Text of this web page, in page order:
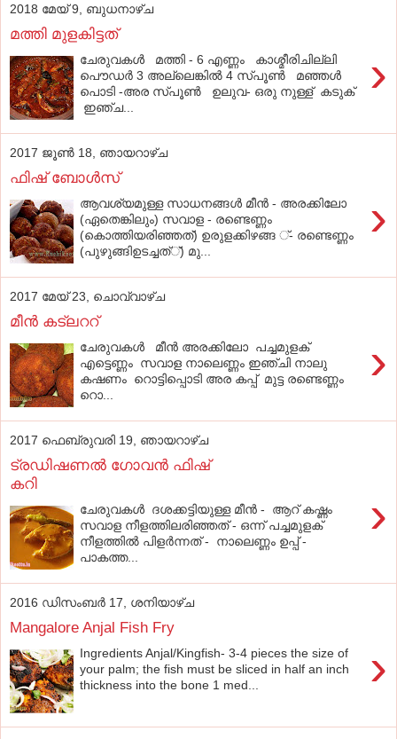
2018 മേയ് 9, ബുധനാഴ്‌ച
മത്തി മുളകിട്ടത്
›
ചേരുവകൾ മത്തി - 6 എണ്ണം കാശ്മീരിചില്ലി
പൌഡർ 3 അല്ലെങ്കിൽ 4 സ്പൂണ്‍ മഞ്ഞൾ
പൊടി -അര സ്പൂണ്‍ ഉലുവ- ഒരു നുള്ള് കടുക്
ഇഞ്ച...
2017 ജൂൺ 18, ഞായറാഴ്‌ച
ഫിഷ് ബോൾസ്
›
ആവശ്യമുള്ള സാധനങ്ങൾ മീൻ - അരക്കിലോ
(ഏതെങ്കിലും) സവാള - രണ്ടെണ്ണം
(കൊത്തിയരിഞ്ഞത്) ഉരുളക്കിഴങ്ങ ്- രണ്ടെണ്ണം
(പുഴുങ്ങിഉടച്ചത്്) മു...
2017 മേയ് 23, ചൊവ്വാഴ്ച
മീന്‍ കട്‌ലററ്‌
›
ചേരുവകൾ മീന്‍ അരക്കിലോ പച്ചമുളക്
എട്ടെണ്ണം സവാള നാലെണ്ണം ഇഞ്ചി നാലു
കഷണം റൊട്ടിപ്പൊടി അര കപ്പ് മുട്ട രണ്ടെണ്ണം
റൊ...
2017 ഫെബ്രുവരി 19, ഞായറാഴ്‌ച
ട്രഡിഷണല്‍ ഗോവന്‍ ഫിഷ്
കറി
›
ചേരുവകൾ ദശക്കട്ടിയുള്ള മീന്‍ - ആറ് കഷ്ണം
സവാള നീളത്തിലരിഞ്ഞത് - ഒന്ന് പച്ചമുളക്
നീളത്തില്‍ പിളര്‍ന്നത് - നാലെണ്ണം ഉപ്പ് -
പാകത്ത...
2016 ഡിസംബർ 17, ശനിയാഴ്‌ച
Mangalore Anjal Fish Fry
›
Ingredients Anjal/Kingfish- 3-4 pieces the size of
your palm; the fish must be sliced in half an inch
thickness into the bone 1 med...